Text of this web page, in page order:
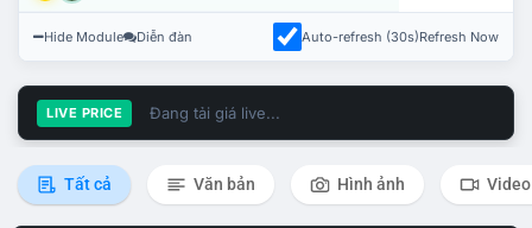
Hide Module Diễn đàn Auto-refresh (30s)Refresh Now
LIVE PRICE Đang tải giá live...
Tất cả Văn bản Hình ảnh Video